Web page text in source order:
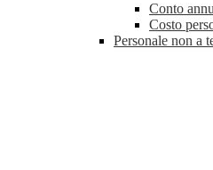
Conto
Costo
Personale non a